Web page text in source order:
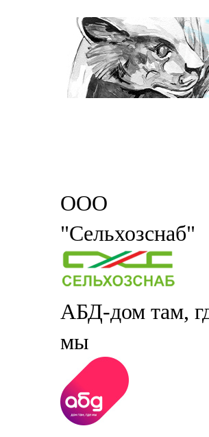
ООО
"Сельхозснаб"
АБД-дом там,
мы